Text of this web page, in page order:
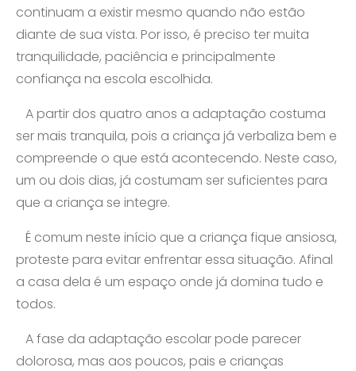
continuam a existir mesmo quando não estão
diante de sua vista. Por isso, é preciso ter muita
tranquilidade, paciência e principalmente
confiança na escola escolhida.
A partir dos quatro anos a adaptação costuma
ser mais tranquila, pois a criança já verbaliza bem e
compreende o que está acontecendo. Neste caso,
um ou dois dias, já costumam ser suficientes para
que a criança se integre.
É comum neste início que a criança fique ansiosa,
proteste para evitar enfrentar essa situação. Afinal
a casa dela é um espaço onde já domina tudo e
todos.
A fase da adaptação escolar pode parecer
dolorosa, mas aos poucos, pais e crianças